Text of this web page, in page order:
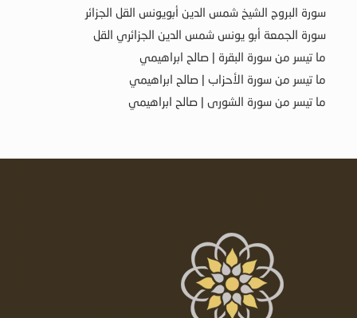
سورة البروج الشيخ شمس الدين أبويونس القل الجزائر
سورة الجمعة أبو يونس شمس الدين الجزائري القل
ما تيسر من سورة البقرة | صالح ابراهيمي
ما تيسر من سورة الأحزاب | صالح ابراهيمي
ما تيسر من سورة الشورى | صالح ابراهيمي